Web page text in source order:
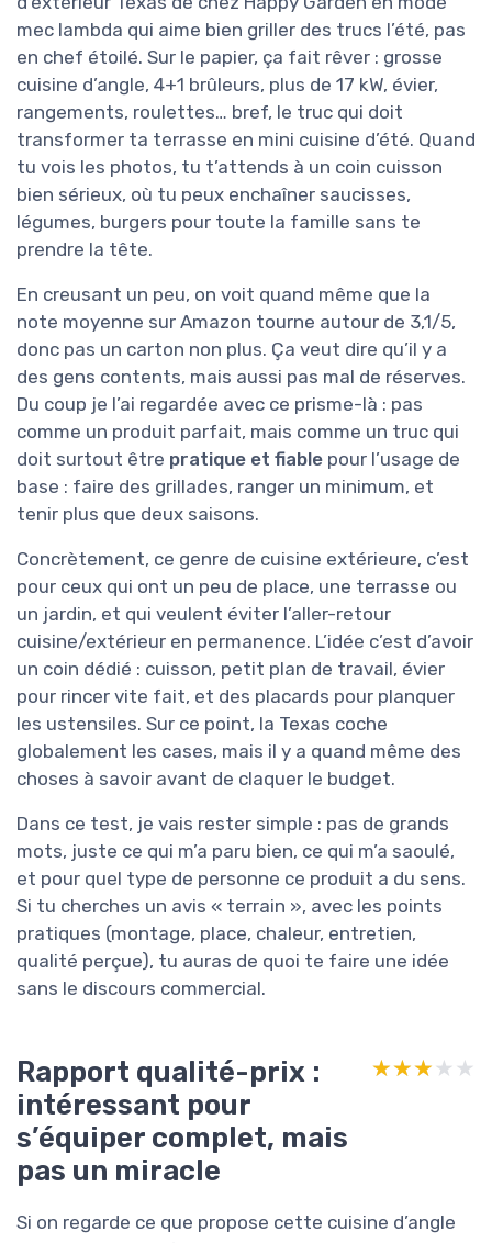
mec lambda qui aime bien griller des trucs l’été, pas
en chef étoilé. Sur le papier, ça fait rêver : grosse
cuisine d’angle, 4+1 brûleurs, plus de 17 kW, évier,
rangements, roulettes… bref, le truc qui doit
transformer ta terrasse en mini cuisine d’été. Quand
tu vois les photos, tu t’attends à un coin cuisson
bien sérieux, où tu peux enchaîner saucisses,
légumes, burgers pour toute la famille sans te
prendre la tête.
En creusant un peu, on voit quand même que la
note moyenne sur Amazon tourne autour de 3,1/5,
donc pas un carton non plus. Ça veut dire qu’il y a
des gens contents, mais aussi pas mal de réserves.
Du coup je l’ai regardée avec ce prisme-là : pas
comme un produit parfait, mais comme un truc qui
doit surtout être pratique et fiable pour l’usage de
base : faire des grillades, ranger un minimum, et
tenir plus que deux saisons.
Concrètement, ce genre de cuisine extérieure, c’est
pour ceux qui ont un peu de place, une terrasse ou
un jardin, et qui veulent éviter l’aller-retour
cuisine/extérieur en permanence. L’idée c’est d’avoir
un coin dédié : cuisson, petit plan de travail, évier
pour rincer vite fait, et des placards pour planquer
les ustensiles. Sur ce point, la Texas coche
globalement les cases, mais il y a quand même des
choses à savoir avant de claquer le budget.
Dans ce test, je vais rester simple : pas de grands
mots, juste ce qui m’a paru bien, ce qui m’a saoulé,
et pour quel type de personne ce produit a du sens.
Si tu cherches un avis « terrain », avec les points
pratiques (montage, place, chaleur, entretien,
qualité perçue), tu auras de quoi te faire une idée
sans le discours commercial.
Rapport qualité-prix :
intéressant pour
s’équiper complet, mais
pas un miracle
★★★★★
★★★★★
Si on regarde ce que propose cette cuisine d’angle